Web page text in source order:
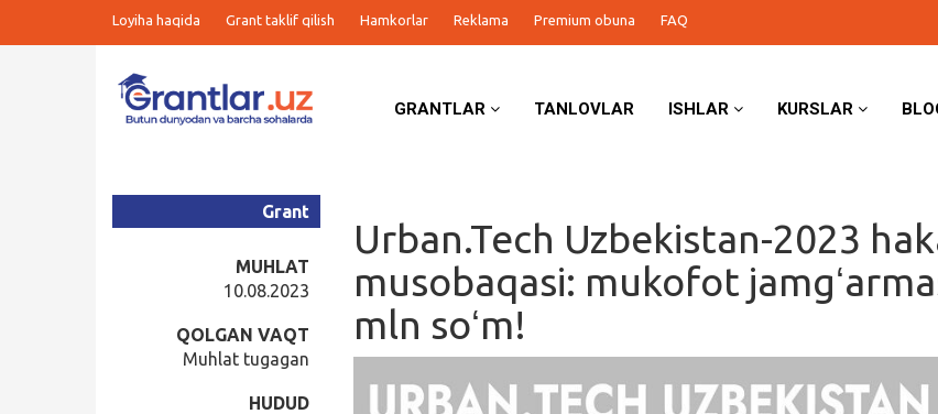
Loyiha haqida Grant taklif qilish Hamkorlar Reklama Premium obuna FAQ
GRANTLAR TANLOVLAR ISHLAR KURSLAR
Urban.Tech Uzbekistan-2023
musobaqasi: mukofot
mln soʻm!
Grant
MUHLAT
10.08.2023
QOLGAN VAQT
Muhlat tugagan
HUDUD